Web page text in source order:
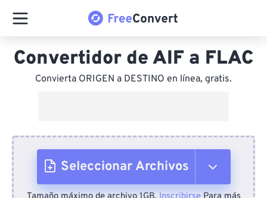
Convertidor de AIF a FLAC
Convierta ORIGEN a DESTINO en línea, gratis.
Seleccionar Archivos